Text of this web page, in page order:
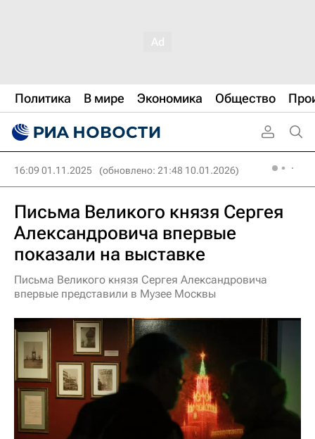
Политика В мире Экономика Общество
16:09 01.11.2025 (обновлено: 21:48 10.01.2026)
Письма Великого князя Сергея
Александровича впервые
показали на выставке
Письма Великого князя Сергея Александровича
впервые представили в Музее Москвы